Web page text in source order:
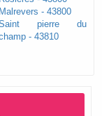
Malrevers - 43800
pierre du
- 43810